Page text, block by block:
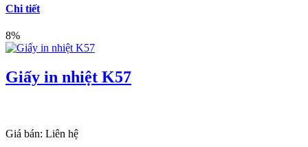
Chi tiết
8%
Giấy in nhiệt K57
Giá bán: Liên hệ